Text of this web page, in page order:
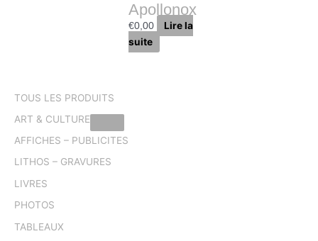
Apollonox
€0,00
Lire la
suite
TOUS LES PRODUITS
ART & CULTURE
AFFICHES – PUBLICITES
LITHOS – GRAVURES
LIVRES
PHOTOS
TABLEAUX